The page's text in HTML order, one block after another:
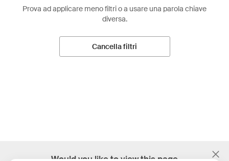
Prova ad applicare meno filtri o a usare una parola chiave
diversa.
Cancella filtri